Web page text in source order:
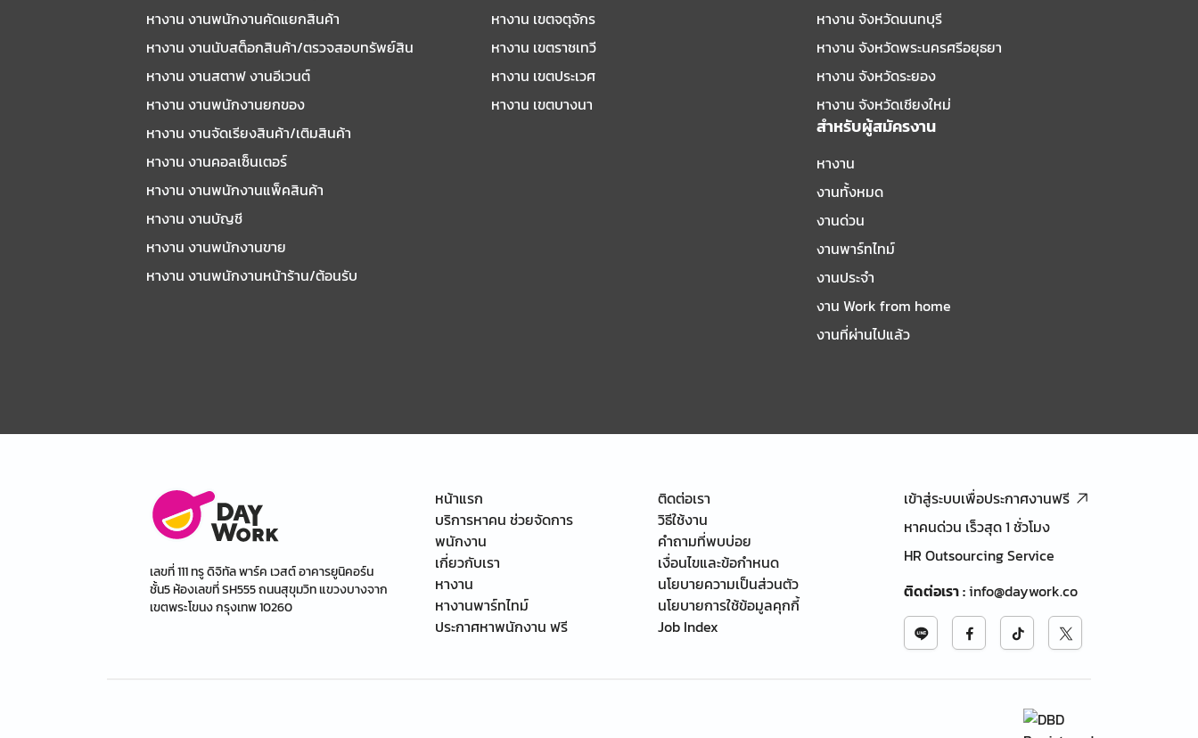
หางาน งานพนักงานคัดแยกสินค้า
หางาน งานนับสต็อกสินค้า/ตรวจสอบทรัพย์สิน
หางาน งานสตาฟ งานอีเวนต์
หางาน งานพนักงานยกของ
หางาน งานจัดเรียงสินค้า/เติมสินค้า
หางาน งานคอลเซ็นเตอร์
หางาน งานพนักงานแพ็คสินค้า
หางาน งานบัญชี
หางาน งานพนักงานขาย
หางาน งานพนักงานหน้าร้าน/ต้อนรับ
หางาน เขตจตุจักร
หางาน เขตราชเทวี
หางาน เขตประเวศ
หางาน เขตบางนา
หางาน จังหวัดนนทบุรี
หางาน จังหวัดพระนครศรีอยุธยา
หางาน จังหวัดระยอง
หางาน จังหวัดเชียงใหม่
สำหรับผู้สมัครงาน
หางาน
งานทั้งหมด
งานด่วน
งานพาร์ทไทม์
งานประจำ
งาน Work from home
งานที่ผ่านไปแล้ว
เลขที่ 111 ทรู ดิจิทัล พาร์ค เวสต์ อาคารยูนิคอร์น
ชั้น5 ห้องเลขที่ SH555 ถนนสุขุมวิท แขวงบางจาก
เขตพระโขนง กรุงเทพ 10260
หน้าแรก
บริการหาคน ช่วยจัดการ
พนักงาน
เกี่ยวกับเรา
หางาน
หางานพาร์ทไทม์
ประกาศหาพนักงาน ฟรี
ติดต่อเรา
วิธีใช้งาน
คำถามที่พบบ่อย
เงื่อนไขและข้อกำหนด
นโยบายความเป็นส่วนตัว
นโยบายการใช้ข้อมูลคุกกี้
Job Index
เข้าสู่ระบบเพื่อประกาศงานฟรี
หาคนด่วน เร็วสุด 1 ชั่วโมง
HR Outsourcing Service
ติดต่อเรา:info@daywork.co